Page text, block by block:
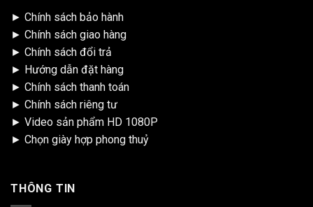
► Chính sách bảo hành
► Chính sách giao hàng
► Chính sách đổi trả
► Hướng dẫn đặt hàng
► Chính sách thanh toán
► Chính sách riêng tư
► Video sản phẩm HD 1080P
► Chọn giày hợp phong thuỷ
THÔNG TIN